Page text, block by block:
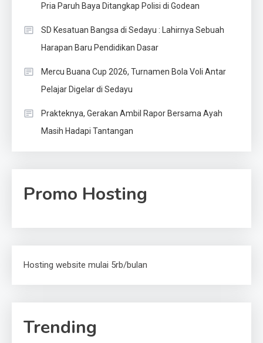
Pria Paruh Baya Ditangkap Polisi di Godean
SD Kesatuan Bangsa di Sedayu : Lahirnya Sebuah
Harapan Baru Pendidikan Dasar
Mercu Buana Cup 2026, Turnamen Bola Voli Antar
Pelajar Digelar di Sedayu
Prakteknya, Gerakan Ambil Rapor Bersama Ayah
Masih Hadapi Tantangan
Promo Hosting
Hosting website mulai 5rb/bulan
Trending